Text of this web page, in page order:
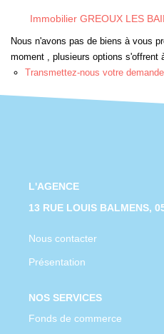
Immobilier GREOUX LES
Nous n'avons pas de biens à vous
moment , plusieurs options s'offrent
Transmettez-nous votre demande
L'AGENCE
13 RUE LOUIS BALMENS,
Nous contacter
Présentation
NOS SERVICES
Fonds de commerce